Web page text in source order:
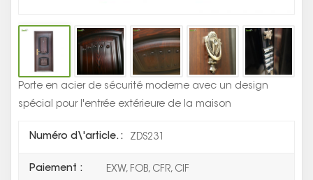
Porte en acier de sécurité moderne avec un design
spécial pour l'entrée extérieure de la maison
Numéro d\'article. : ZDS231
Paiement : EXW, FOB, CFR, CIF